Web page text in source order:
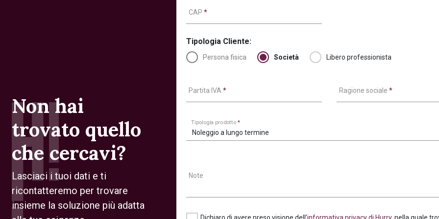
Non hai
trovato quello
che cercavi?
Lasciaci i tuoi dati e ti
ricontatteremo per trovare
insieme la soluzione più adatta
CAP *
Tipologia Cliente:
Persona fisica Società Libero professionista
Partita IVA * Ragione sociale *
Tipologia prodotto*
Noleggio a lungo termine
Note